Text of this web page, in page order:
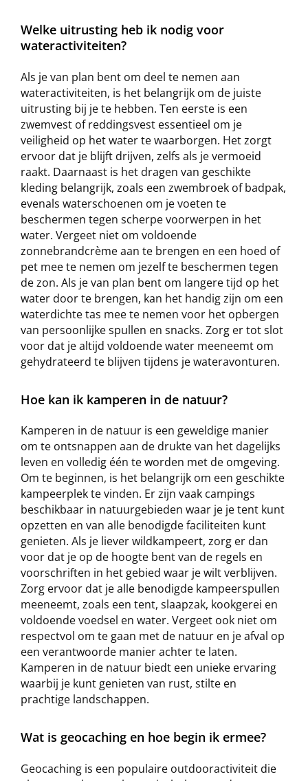
Welke uitrusting heb ik nodig voor
wateractiviteiten?
Als je van plan bent om deel te nemen aan
wateractiviteiten, is het belangrijk om de juiste
uitrusting bij je te hebben. Ten eerste is een
zwemvest of reddingsvest essentieel om je
veiligheid op het water te waarborgen. Het zorgt
ervoor dat je blijft drijven, zelfs als je vermoeid
raakt. Daarnaast is het dragen van geschikte
kleding belangrijk, zoals een zwembroek of badpak,
evenals waterschoenen om je voeten te
beschermen tegen scherpe voorwerpen in het
water. Vergeet niet om voldoende
zonnebrandcrème aan te brengen en een hoed of
pet mee te nemen om jezelf te beschermen tegen
de zon. Als je van plan bent om langere tijd op het
water door te brengen, kan het handig zijn om een
waterdichte tas mee te nemen voor het opbergen
van persoonlijke spullen en snacks. Zorg er tot slot
voor dat je altijd voldoende water meeneemt om
gehydrateerd te blijven tijdens je wateravonturen.
Hoe kan ik kamperen in de natuur?
Kamperen in de natuur is een geweldige manier
om te ontsnappen aan de drukte van het dagelijks
leven en volledig één te worden met de omgeving.
Om te beginnen, is het belangrijk om een geschikte
kampeerplek te vinden. Er zijn vaak campings
beschikbaar in natuurgebieden waar je je tent kunt
opzetten en van alle benodigde faciliteiten kunt
genieten. Als je liever wildkampeert, zorg er dan
voor dat je op de hoogte bent van de regels en
voorschriften in het gebied waar je wilt verblijven.
Zorg ervoor dat je alle benodigde kampeerspullen
meeneemt, zoals een tent, slaapzak, kookgerei en
voldoende voedsel en water. Vergeet ook niet om
respectvol om te gaan met de natuur en je afval op
een verantwoorde manier achter te laten.
Kamperen in de natuur biedt een unieke ervaring
waarbij je kunt genieten van rust, stilte en
prachtige landschappen.
Wat is geocaching en hoe begin ik ermee?
Geocaching is een populaire outdooractiviteit die